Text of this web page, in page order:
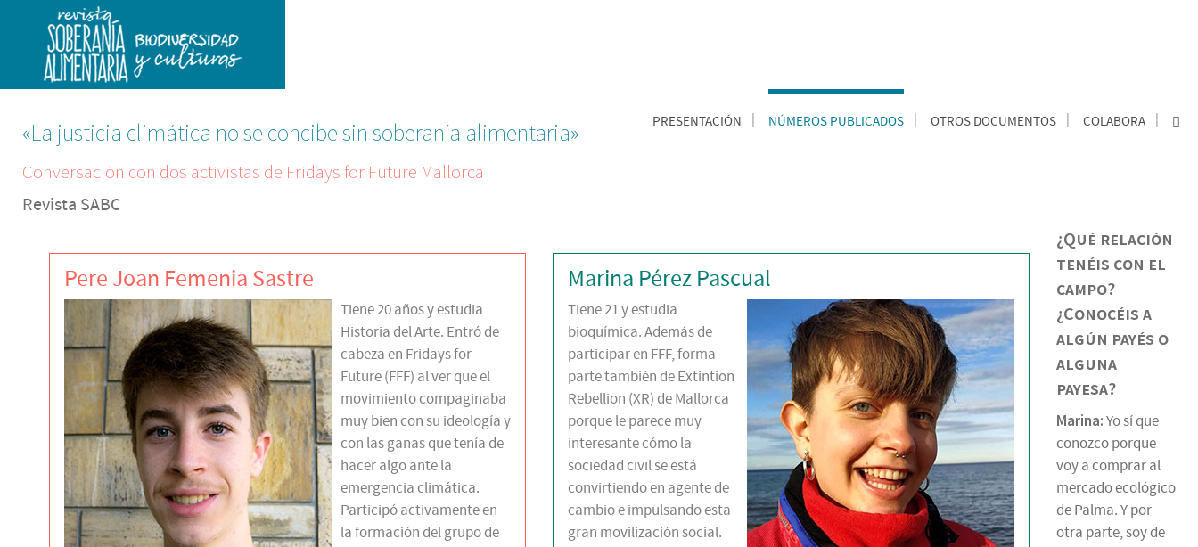
PRESENTACIÓN NÚMEROS PUBLICADOS OTROS DOCUMENTOS COLABORA
«La justicia climática no se concibe sin soberanía alimentaria»
Conversación con dos activistas de Fridays for Future Mallorca
Revista SABC
Pere Joan Femenia Sastre
Tiene 20 años y estudia
Historia del Arte. Entró de
cabeza en Fridays for
Future (FFF) al ver que el
movimiento compaginaba
muy bien con su ideología y
con las ganas que tenía de
hacer algo ante la
emergencia climática.
Participó activamente en
la formación del grupo de
Marina Pérez Pascual
Tiene 21 y estudia
bioquímica. Además de
participar en FFF, forma
parte también de Extintion
Rebellion (XR) de Mallorca
porque le parece muy
interesante cómo la
sociedad civil se está
convirtiendo en agente de
cambio e impulsando esta
gran movilización social.
¿Qué relación
tenéis con el
campo?
¿Conocéis a
algún payés o
alguna
payesa?
Marina:Yo sí que
conozco porque
voy a comprar al
mercado ecológico
de Palma. Y por
otra parte, soy de